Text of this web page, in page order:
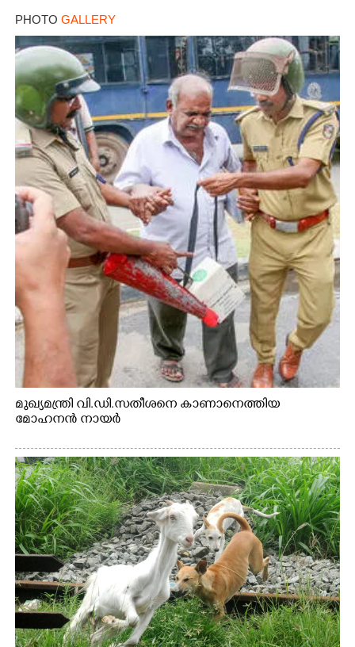
PHOTO GALLERY
മുഖ്യമന്ത്രി വി.ഡി.സതീശനെ കാണാനെത്തിയ
മോഹനൻ നായർ